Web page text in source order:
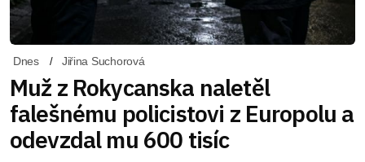
Dnes Jiřina Suchorová
Muž z Rokycanska naletěl
falešnému policistovi z Europolu a
odevzdal mu 600 tisíc